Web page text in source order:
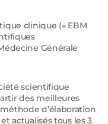
clinique (« EBM
Générale
scientifique
des meilleures
d’élaboration
actualisés tous les 3